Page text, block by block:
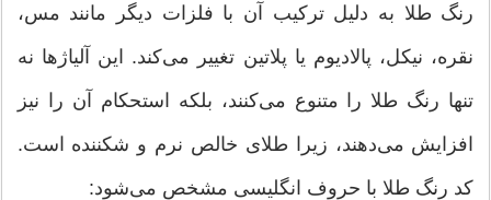
رنگ طلا به دلیل ترکیب آن با فلزات دیگر مانند مس،
نقره، نیکل، پالادیوم یا پلاتین تغییر می‌کند. این آلیاژها نه
تنها رنگ طلا را متنوع می‌کنند، بلکه استحکام آن را نیز
افزایش می‌دهند، زیرا طلای خالص نرم و شکننده است.
کد رنگ طلا با حروف انگلیسی مشخص می‌شود: